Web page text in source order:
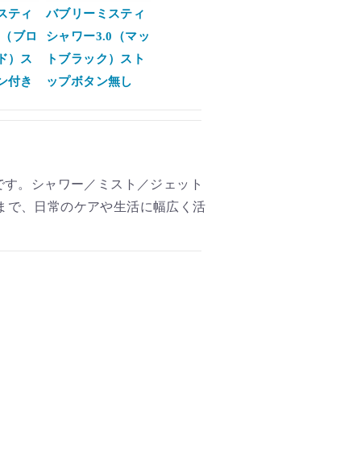
ティ
ブロ
）ス
付き
バブリーミスティ
シャワー3.0（マッ
トブラック）スト
ップボタン無し
。シャワー／ミスト／ジェット
で、日常のケアや生活に幅広く活